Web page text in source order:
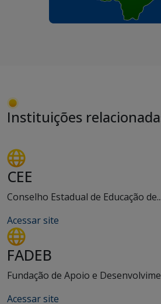
Instituições
CEE
Conselho Estadual de Educação de...
Acessar site
FADEB
Fundação de Apoio e
Acessar site